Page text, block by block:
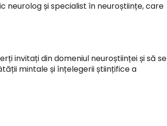
neurolog și specialist în neuroștiințe, care
invitați din domeniul neuroștiinței și să se
mintale și înțelegerii științifice a